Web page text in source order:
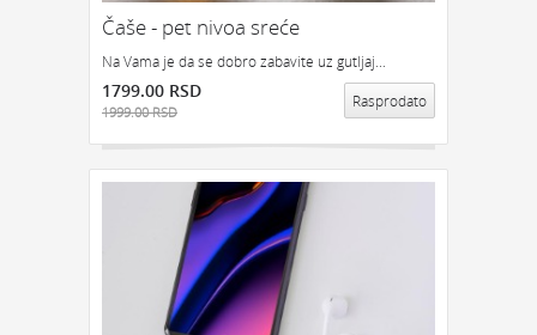
Čaše - pet nivoa sreće
Na Vama je da se dobro zabavite uz gutljaj...
1799.00 RSD
1999.00 RSD
Rasprodato